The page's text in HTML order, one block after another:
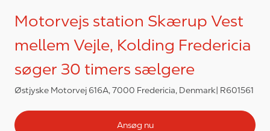
Motorvejs station Skærup Vest
mellem Vejle, Kolding Fredericia
søger 30 timers sælgere
Østjyske Motorvej 616A, 7000 Fredericia, Denmark R601561
Ansøg nu